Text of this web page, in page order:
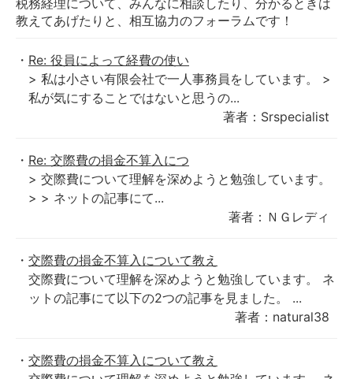
税務経理について、みんなに相談したり、分かるときは
教えてあげたりと、相互協力のフォーラムです！
Re: 役員によって経費の使い
> 私は小さい有限会社で一人事務員をしています。 >
私が気にすることではないと思うの...
著者：Srspecialist
Re: 交際費の損金不算入につ
> 交際費について理解を深めようと勉強しています。
> > ネットの記事にて...
著者：ＮＧレディ
交際費の損金不算入について教え
交際費について理解を深めようと勉強しています。 ネ
ットの記事にて以下の2つの記事を見ました。 ...
著者：natural38
交際費の損金不算入について教え